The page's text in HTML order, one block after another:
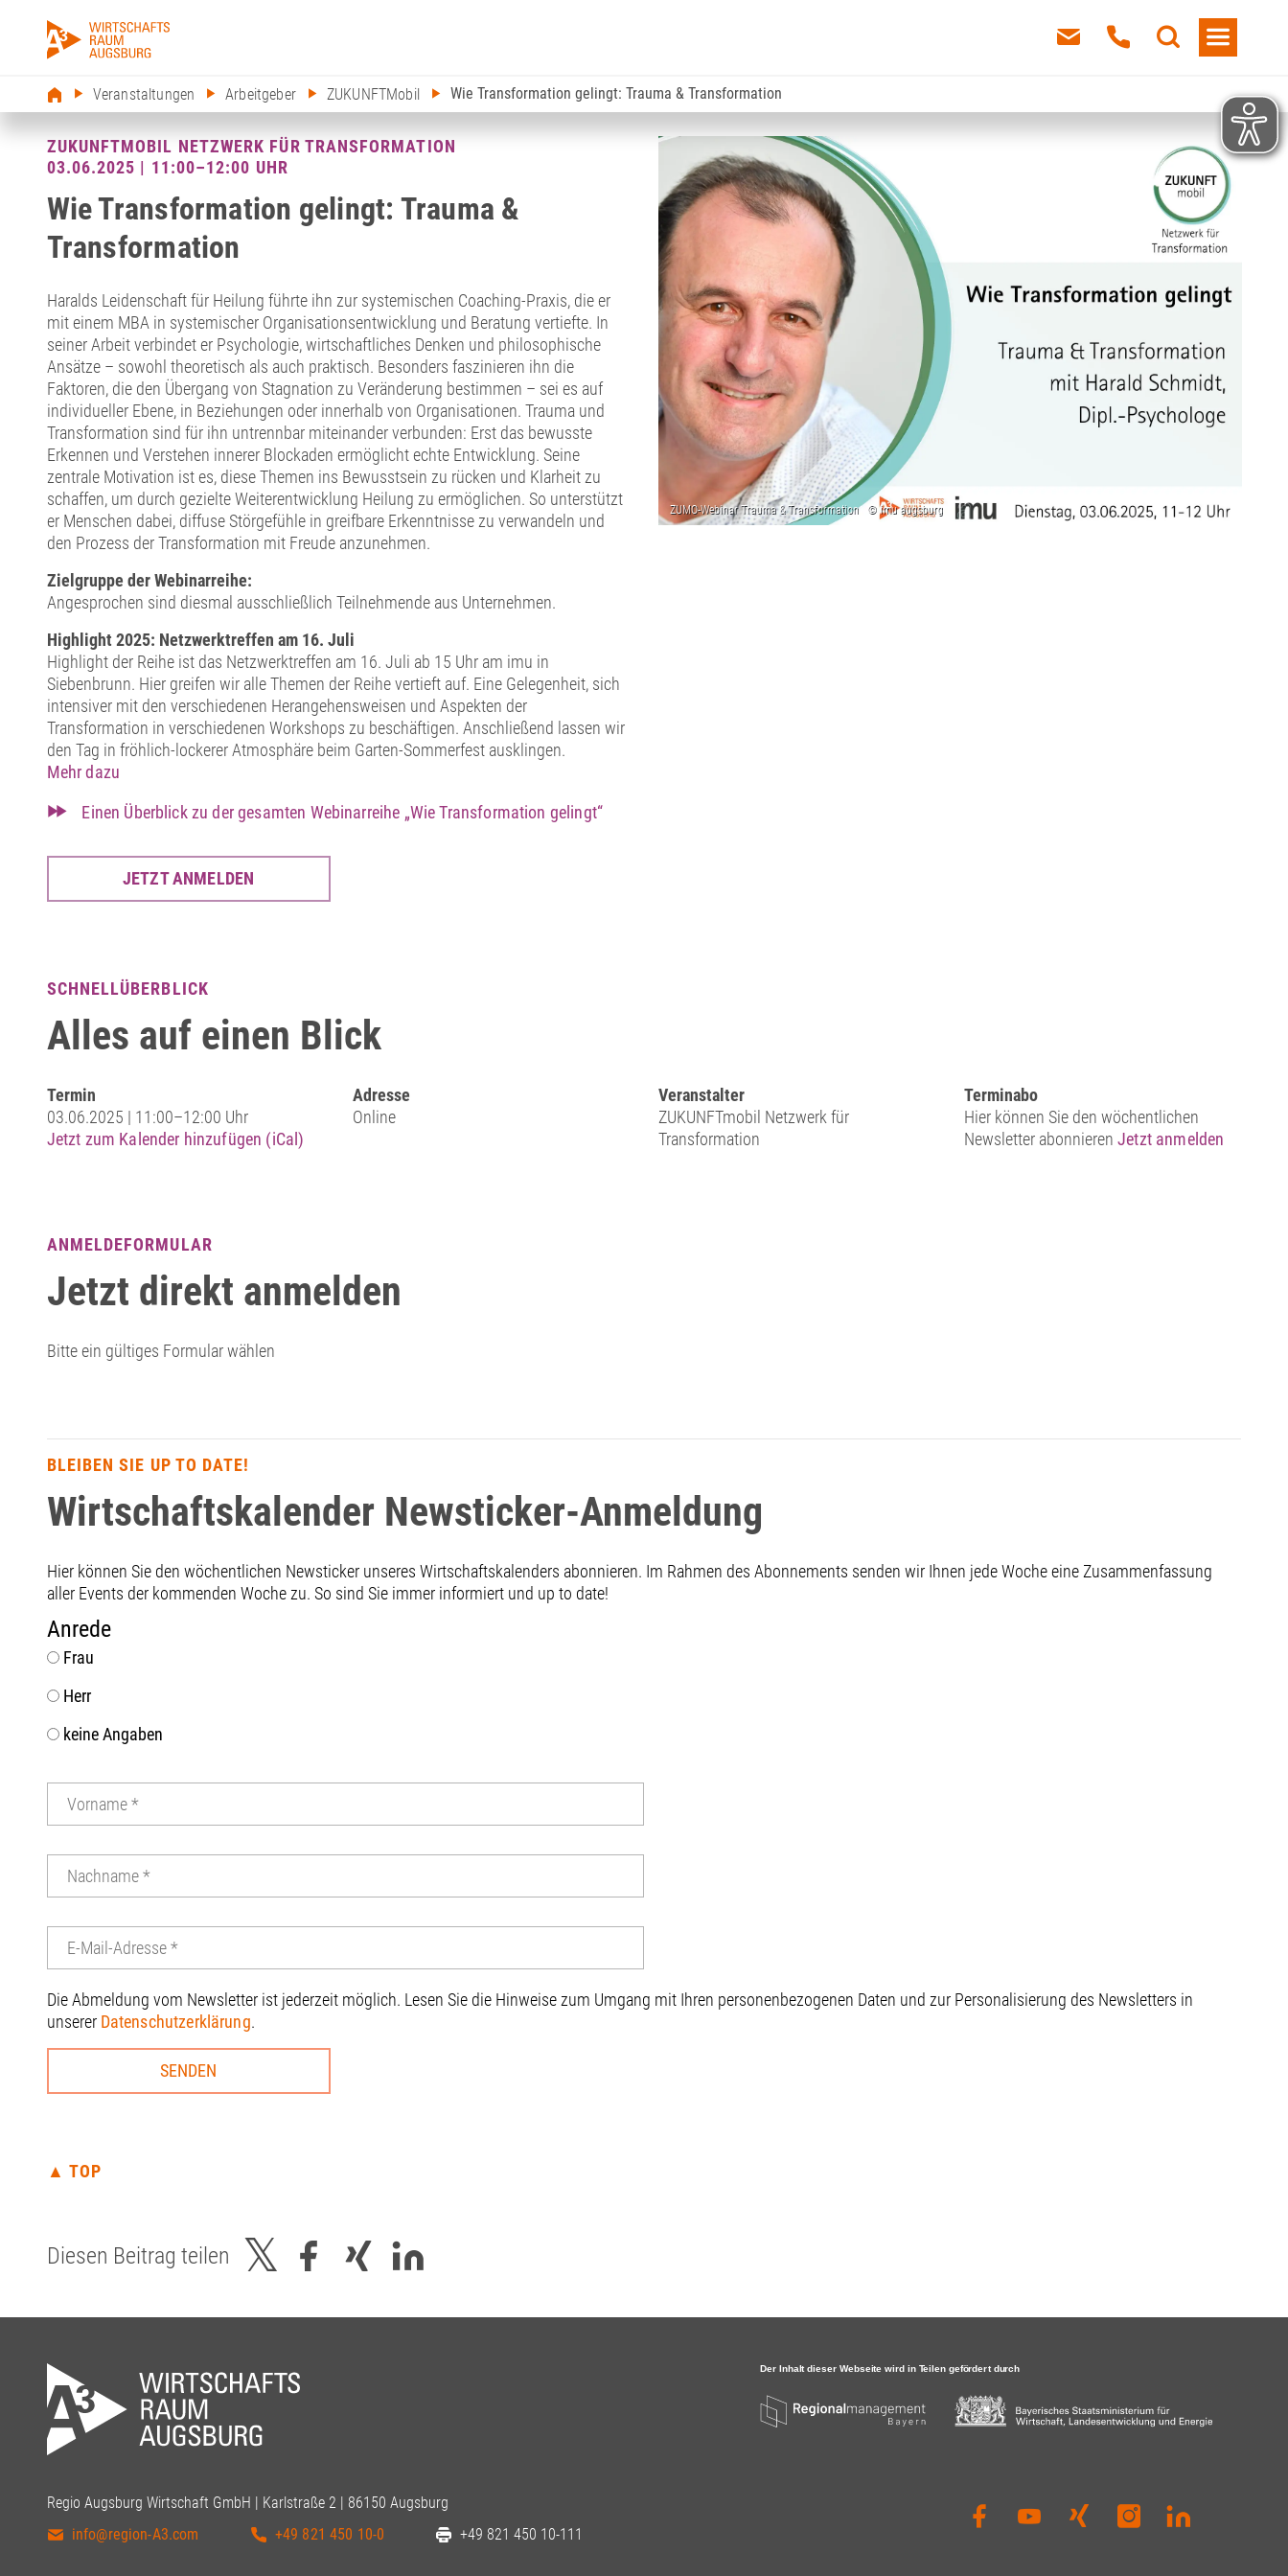
Veranstaltungen Arbeitgeber ZUKUNFTMobil Wie Transformation gelingt: Trauma & Transformation
ZUKUNFTMOBIL NETZWERK FÜR TRANSFORMATION
03.06.2025 | 11:00–12:00 UHR
Wie Transformation gelingt: Trauma &
Transformation
Haralds Leidenschaft für Heilung führte ihn zur systemischen Coaching-Praxis, die er
mit einem MBA in systemischer Organisationsentwicklung und Beratung vertiefte. In
seiner Arbeit verbindet er Psychologie, wirtschaftliches Denken und philosophische
Ansätze – sowohl theoretisch als auch praktisch. Besonders faszinieren ihn die
Faktoren, die den Übergang von Stagnation zu Veränderung bestimmen – sei es auf
individueller Ebene, in Beziehungen oder innerhalb von Organisationen. Trauma und
Transformation sind für ihn untrennbar miteinander verbunden: Erst das bewusste
Erkennen und Verstehen innerer Blockaden ermöglicht echte Entwicklung. Seine
zentrale Motivation ist es, diese Themen ins Bewusstsein zu rücken und Klarheit zu
schaffen, um durch gezielte Weiterentwicklung Heilung zu ermöglichen. So unterstützt
er Menschen dabei, diffuse Störgefühle in greifbare Erkenntnisse zu verwandeln und
den Prozess der Transformation mit Freude anzunehmen.
Zielgruppe der Webinarreihe:
Angesprochen sind diesmal ausschließlich Teilnehmende aus Unternehmen.
Highlight 2025: Netzwerktreffen am 16. Juli
Highlight der Reihe ist das Netzwerktreffen am 16. Juli ab 15 Uhr am imu in
Siebenbrunn. Hier greifen wir alle Themen der Reihe vertieft auf. Eine Gelegenheit, sich
intensiver mit den verschiedenen Herangehensweisen und Aspekten der
Transformation in verschiedenen Workshops zu beschäftigen. Anschließend lassen wir
den Tag in fröhlich-lockerer Atmosphäre beim Garten-Sommerfest ausklingen.
Mehr dazu
Einen Überblick zu der gesamten Webinarreihe „Wie Transformation gelingt“
JETZT ANMELDEN
SCHNELLÜBERBLICK
Alles auf einen Blick
Termin
03.06.2025 | 11:00–12:00 Uhr
Jetzt zum Kalender hinzufügen (iCal)
Adresse
Online
Veranstalter
ZUKUNFTmobil Netzwerk für
Transformation
Terminabo
Hier können Sie den wöchentlichen
Newsletter abonnierenJetzt anmelden
ANMELDEFORMULAR
Jetzt direkt anmelden
Bitte ein gültiges Formular wählen
BLEIBEN SIE UP TO DATE!
Wirtschaftskalender Newsticker-Anmeldung
Hier können Sie den wöchentlichen Newsticker unseres Wirtschaftskalenders abonnieren. Im Rahmen des Abonnements senden wir Ihnen jede Woche eine Zusammenfassung
aller Events der kommenden Woche zu. So sind Sie immer informiert und up to date!
Anrede
Frau
Herr
keine Angaben
Die Abmeldung vom Newsletter ist jederzeit möglich. Lesen Sie die Hinweise zum Umgang mit Ihren personenbezogenen Daten und zur Personalisierung des Newsletters in
unserer Datenschutzerklärung.
▲ TOP
Diesen Beitrag teilen
Regio Augsburg Wirtschaft GmbH | Karlstraße 2 | 86150 Augsburg
info@region-A3.com
+49 821 450 10-0 +49 821 450 10-111